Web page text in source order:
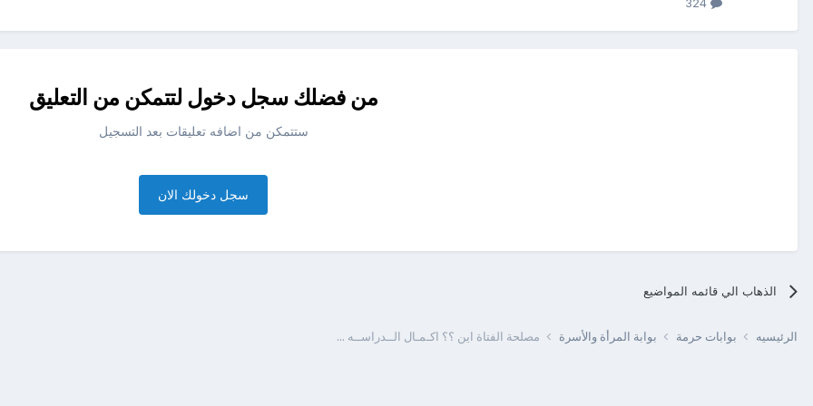
324
من فضلك سجل دخول لتتمكن من التعليق
ستتمكن من اضافه تعليقات بعد التسجيل
سجل دخولك الان
الذهاب الي قائمه المواضيع
الرئيسيه بوابات حرمة بوابة المرأة والأسرة مصلحة الفتاة اين ؟؟ اكـمـال الــدراســه ...